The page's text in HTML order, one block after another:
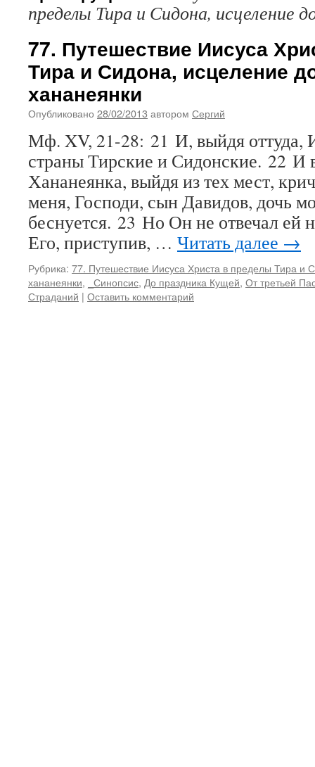
пределы Тира и Сидона, исцеление
77. Путешествие Иисуса
Тира и Сидона, исцеление
хананеянки
Опубликовано 28/02/2013 автором Сергий
Мф. XV, 21-28: 21 И, выйдя оттуда,
страны Тирские и Сидонские. 22 И
Хананеянка, выйдя из тех мест,
меня, Господи, сын Давидов, дочь
беснуется. 23 Но Он не отвечал ей
Его, приступив, … Читать далее →
Рубрика: 77. Путешествие Иисуса Христа в пределы Тира и
хананеянки, _Синопсис, До праздника Кущей, От третьей
Страданий | Оставить комментарий